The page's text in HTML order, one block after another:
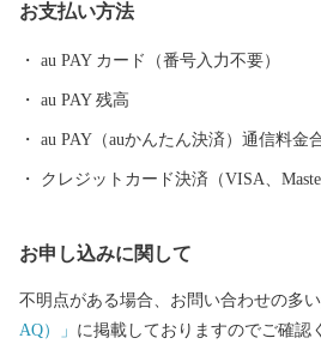
の優れた技術が多く伝えられています
花巻空港があり、東北新幹線新花巻駅
網の結節点という極めて恵まれた拠点
お支払い方法
au PAY カード（番号入力不要）
au PAY 残高
au PAY（auかんたん決済）通信料金
クレジットカード決済（VISA、
お申し込みに関して
不明点がある場合、お問い合わせの多
AQ）」 に掲載しておりますのでご確認